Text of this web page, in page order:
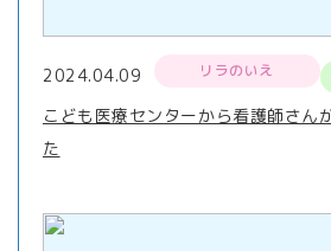
2024.04.09 リラのいえ
こども医療センターから看護師さん
た